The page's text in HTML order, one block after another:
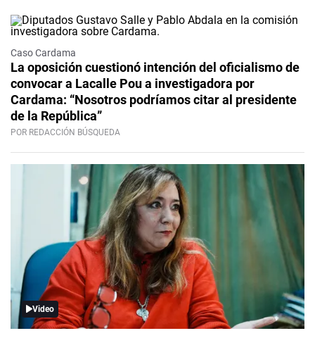
Caso Cardama
La oposición cuestionó intención del oficialismo de
convocar a Lacalle Pou a investigadora por
Cardama: “Nosotros podríamos citar al presidente
de la República”
POR REDACCIÓN BÚSQUEDA
Video